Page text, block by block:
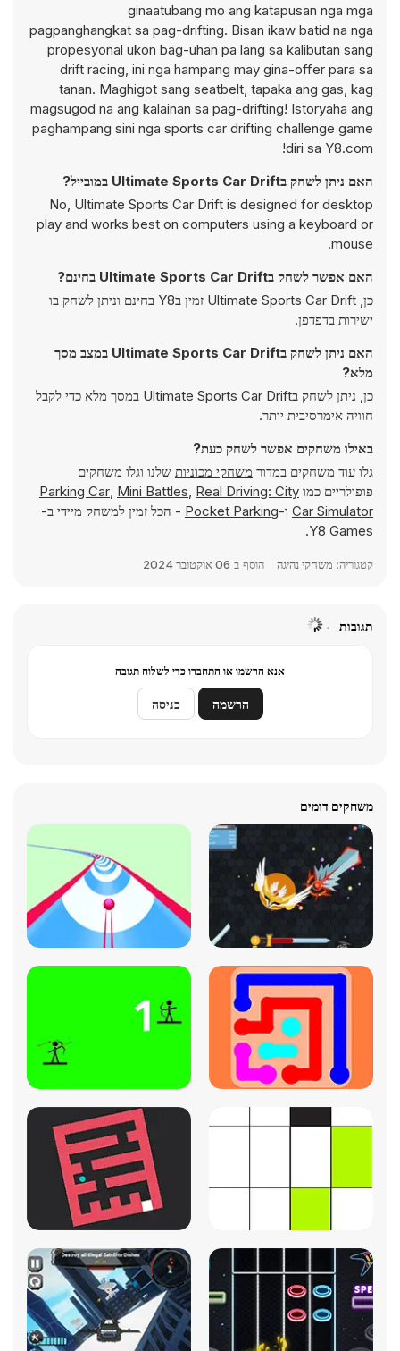
ginaatubang mo ang katapusan nga mga
pagpanghangkat sa pag-drifting. Bisan ikaw batid na nga
propesyonal ukon bag-uhan pa lang sa kalibutan sang
drift racing, ini nga hampang may gina-offer para sa
tanan. Maghigot sang seatbelt, tapaka ang gas, kag
magsugod na ang kalainan sa pag-drifting! Istoryaha ang
paghampang sini nga sports car drifting challenge game
diri sa Y8.com!
האם ניתן לשחק בUltimate Sports Car Drift במובייל?
No, Ultimate Sports Car Drift is designed for desktop
play and works best on computers using a keyboard or
mouse.
האם אפשר לשחק בUltimate Sports Car Drift בחינם?
כן, Ultimate Sports Car Drift זמין בY8 בחינם וניתן לשחק בו
ישירות בדפדפן.
האם ניתן לשחק בUltimate Sports Car Drift במצב מסך
מלא?
כן, ניתן לשחק בUltimate Sports Car Drift במסך מלא כדי לקבל
חוויה אימרסיבית יותר.
באילו משחקים אפשר לשחק כעת?
גלו עוד משחקים במדור משחקי מכוניות שלנו וגלו משחקים
פופולריים כמו
Parking Car, Mini Battles, Real Driving: City
Car Simulator ו-Pocket Parking - הכל זמין למשחק מיידי ב-
Y8 Games.
קטגוריה: משחקי נהיגה הוסף ב 06 אוקטובר 2024
תגובות
אנא הרשמו או התחברו כדי לשלוח תגובה
הרשמה כניסה
משחקים דומים